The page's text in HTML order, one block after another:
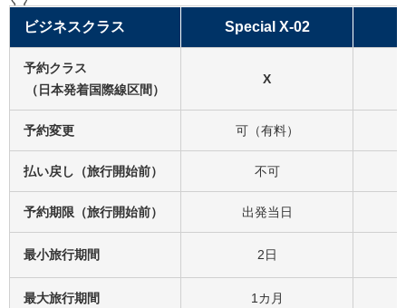
ビジネスクラス Special X-02
予約クラス
（日本発着国際線区間）
X
予約変更 可（有料）
払い戻し（旅行開始前） 不可
予約期限（旅行開始前） 出発当日
最小旅行期間 2日
最大旅行期間 1カ月